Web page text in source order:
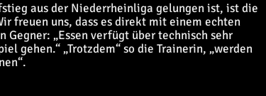
aus der Niederrheinliga gelungen ist, ist die
freuen uns, dass es direkt mit einem echten
„Essen verfügt über technisch sehr
gehen.“ „Trotzdem“ so die Trainerin, „werden